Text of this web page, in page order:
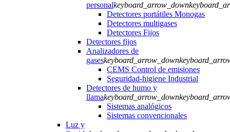
personalkeyboard_arrow_down
Detectores portátiles Monogas
Detectores multigases
Detectores Fijos
Detectores fijos
Analizadores de
gaseskeyboard_arrow_down
CEMS Control de emisiones
Seguridad-higiene Industrial
Detectores de humo y
llamakeyboard_arrow_down
Sistemas analógicos
Sistemas convencionales
Luz y